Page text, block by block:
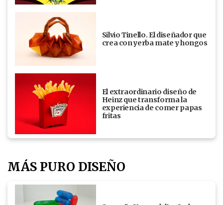
Silvio Tinello. El diseñador que
crea con yerba mate y hongos
El extraordinario diseño de
Heinz que transforma la
experiencia de comer papas
fritas
MÁS PURO DISEÑO